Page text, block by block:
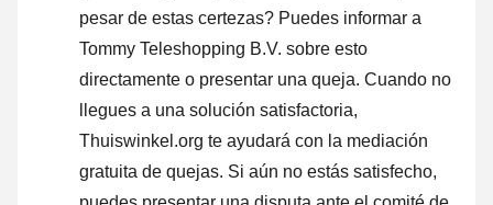
pesar de estas certezas? Puedes informar a
Tommy Teleshopping B.V. sobre esto
directamente o presentar una queja. Cuando no
llegues a una solución satisfactoria,
Thuiswinkel.org te ayudará con la mediación
gratuita de quejas. Si aún no estás satisfecho,